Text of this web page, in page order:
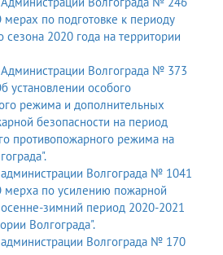
мерах по подготовке к периоду
сезона 2020 года на территории
Волгограда № 373
установлении особого
режима и дополнительных
безопасности на период
противопожарного режима на
Волгограда № 1041
мерха по усилению пожарной
зимний период 2020-2021
Волгограда".
Волгограда № 170